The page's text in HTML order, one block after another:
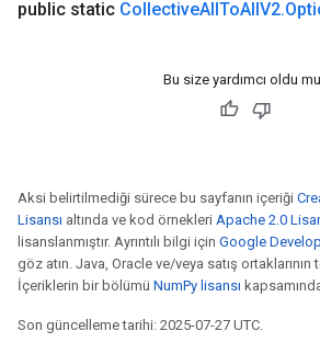
public static CollectiveAllToAllV2.
Bu size yardımcı oldu
Aksi belirtilmediği sürece bu sayfanın içeriği
Lisansı altında ve kod örnekleri Apache 2.0
lisanslanmıştır. Ayrıntılı bilgi için Google
göz atın. Java, Oracle ve/veya satış ortaklarının
İçeriklerin bir bölümü NumPy lisansı
Son güncelleme tarihi: 2025-07-27 UTC.